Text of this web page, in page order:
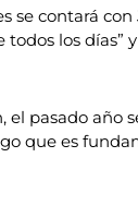
contará
los
pasado
que es